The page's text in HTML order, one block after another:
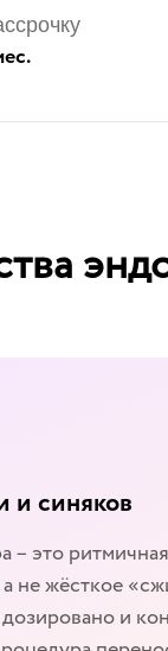
и синяков
– это
не жёсткое
и